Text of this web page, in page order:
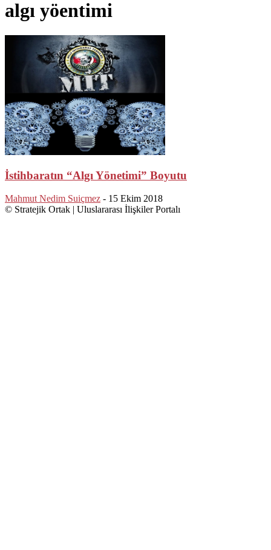
algı yöentimi
İstihbaratın “Algı Yönetimi” Boyutu
Mahmut Nedim Suiçmez - 15 Ekim 2018
© Stratejik Ortak | Uluslararası İlişkiler Portalı